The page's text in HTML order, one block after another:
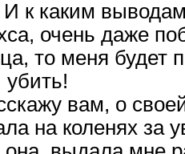
к каким
очень даже
то меня будет
убить!
вам, о
на коленях за